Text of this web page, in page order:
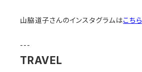
山脇道子さんのインスタグラムはこちら
---
TRAVEL